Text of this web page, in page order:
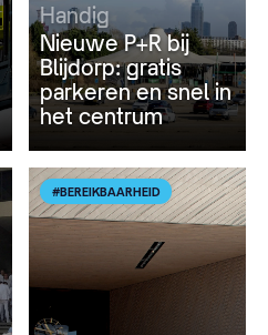
Handig
Nieuwe P+R bij
Blijdorp: gratis
parkeren en snel in
het centrum
#BEREIKBAARHEID